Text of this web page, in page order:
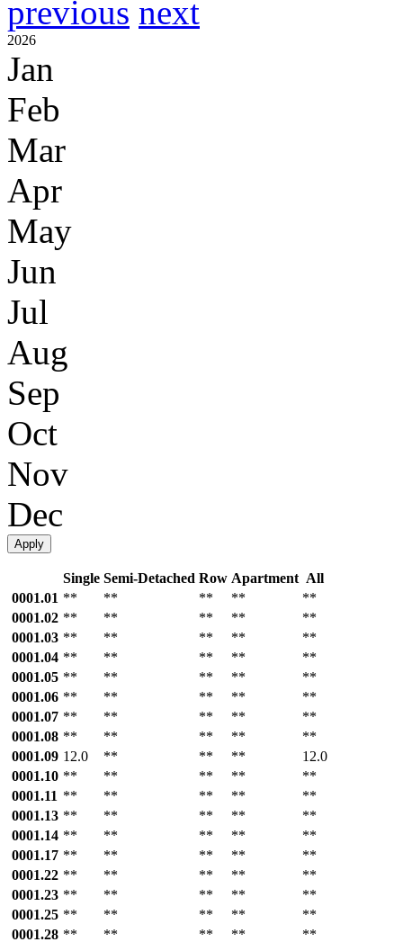
previous next
2026
Jan
Feb
Mar
Apr
May
Jun
Jul
Aug
Sep
Oct
Nov
Dec
Apply
Single Semi-Detached Row Apartment All
0001.01 ** ** ** **
**
0001.02 ** ** ** **
**
0001.03 ** ** ** **
**
0001.04 ** ** ** **
**
0001.05 ** ** ** **
**
0001.06 ** ** ** **
**
0001.07 ** ** ** **
**
0001.08 ** ** ** **
**
0001.09 12.0 ** ** **
12.0
0001.10 ** ** ** **
**
0001.11 ** ** ** **
**
0001.13 ** ** ** **
**
0001.14 ** ** ** **
**
0001.17 ** ** ** **
**
0001.22 ** ** ** **
**
0001.23 ** ** ** **
**
0001.25 ** ** ** **
**
0001.28 ** ** ** ** **